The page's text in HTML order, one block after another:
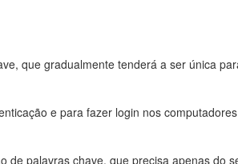
que gradualmente tenderá a ser única
e para fazer login nos
de palavras chave, que precisa apenas do